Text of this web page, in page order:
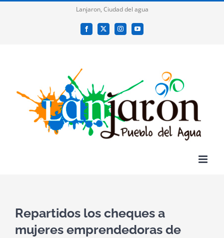
Lanjaron, Ciudad del agua
Facebook
X InstagramYouTube
Repartidos los cheques a
mujeres emprendedoras de